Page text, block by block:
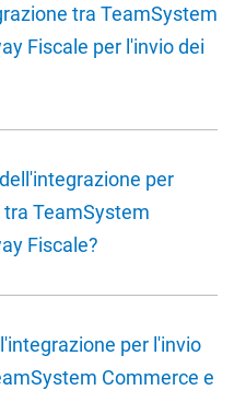
tra TeamSystem
Fiscale per l'invio dei
i dati dei
di TeamSystem
semplifica la
le attività di
per
TeamSystem
Fiscale?
e il risparmio di
Inoltre,
contribuisce a
per l'invio
Commerce e